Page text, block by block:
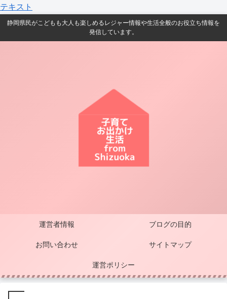
テキスト
静岡県民がこどもも大人も楽しめるレジャー情報や生活全般のお役立ち情報を
発信しています。
運営者情報 ブログの目的
お問い合わせ サイトマップ
運営ポリシー